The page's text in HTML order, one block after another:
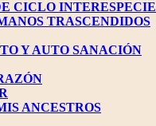
CICLO
TRASCENDIDOS
Y AUTO SANACIÓN
ANCESTROS